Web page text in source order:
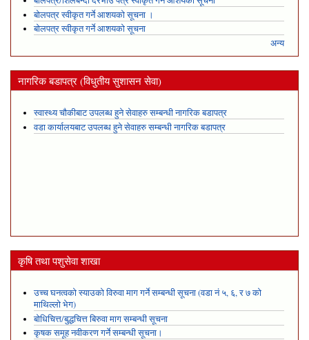
बोलपत्र स्वीकृत गर्ने आशयको सूचना ।
बोलपत्र स्वीकृत गर्ने आशयको सूचना
अन्य
नागरिक बडापत्र (विधुतीय सुशासन सेवा)
स्वास्थ्य चौकीबाट उपलब्ध हुने सेवाहरु सम्बन्धी नागरिक बडापत्र
वडा कार्यालयबाट उपलब्ध हुने सेवाहरु सम्बन्धी नागरिक बडापत्र
कृषि तथा पशुसेवा शाखा
उच्च घनत्वको स्याउको विरुवा माग गर्ने सम्बन्धी सूचना (वडा नं ५, ६, र ७ को
माथिल्लो भेग)
बोधिचित्त/बुद्धचित्त बिरुवा माग सम्बन्धी सूचना
कृषक समूह नवीकरण गर्ने सम्बन्धी सूचना।